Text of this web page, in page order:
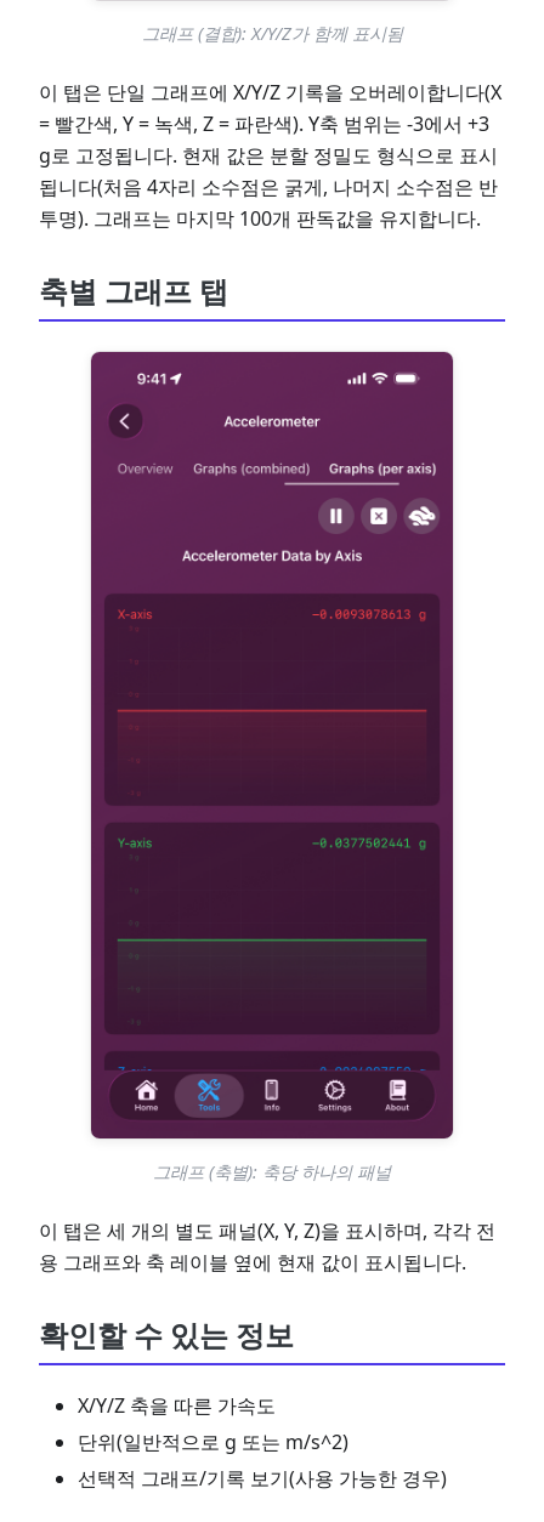
그래프 (결합): X/Y/Z가 함께 표시됨
이 탭은 단일 그래프에 X/Y/Z 기록을 오버레이합니다(X
= 빨간색, Y = 녹색, Z = 파란색). Y축 범위는 -3에서 +3
g로 고정됩니다. 현재 값은 분할 정밀도 형식으로 표시
됩니다(처음 4자리 소수점은 굵게, 나머지 소수점은 반
투명). 그래프는 마지막 100개 판독값을 유지합니다.
축별 그래프 탭
그래프 (축별): 축당 하나의 패널
이 탭은 세 개의 별도 패널(X, Y, Z)을 표시하며, 각각 전
용 그래프와 축 레이블 옆에 현재 값이 표시됩니다.
확인할 수 있는 정보
X/Y/Z 축을 따른 가속도
단위(일반적으로 g 또는 m/s^2)
선택적 그래프/기록 보기(사용 가능한 경우)